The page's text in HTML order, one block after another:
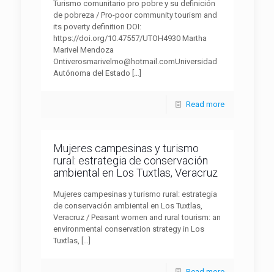
Turismo comunitario pro pobre y su definición
de pobreza / Pro-poor community tourism and
its poverty definition DOI:
https://doi.org/10.47557/UTOH4930 Martha
Marivel Mendoza
Ontiverosmarivelmo@hotmail.comUniversidad
Autónoma del Estado […]
Read more
Mujeres campesinas y turismo
rural: estrategia de conservación
ambiental en Los Tuxtlas, Veracruz
Mujeres campesinas y turismo rural: estrategia
de conservación ambiental en Los Tuxtlas,
Veracruz / Peasant women and rural tourism: an
environmental conservation strategy in Los
Tuxtlas, […]